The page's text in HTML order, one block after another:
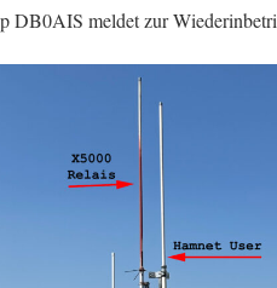
DB0AIS meldet zur